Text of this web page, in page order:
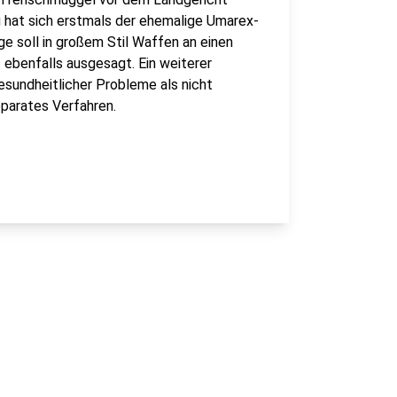
sich erstmals der ehemalige Umarex-
soll in großem Stil Waffen an einen
ausgesagt. Ein weiterer
Probleme als nicht
Verfahren.